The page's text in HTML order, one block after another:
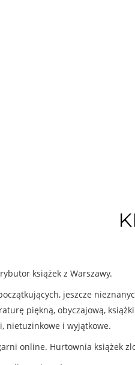
książek z Warszawy.
jeszcze
piękną, obyczajową,
nietuzinkowe i wyjątkowe.
online. Hurtownia książek